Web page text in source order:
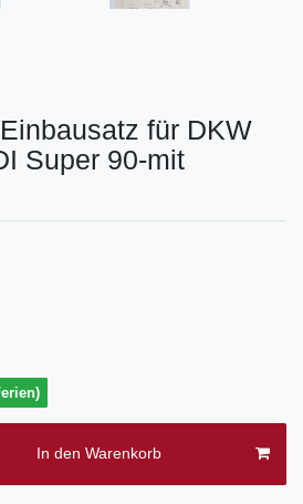
für DKW
Super 90-mit
In den Warenkorb